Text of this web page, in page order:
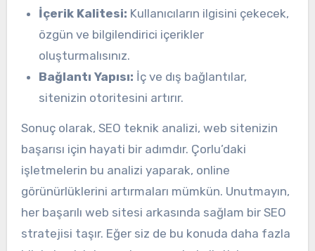
İçerik Kalitesi: Kullanıcıların ilgisini çekecek,
özgün ve bilgilendirici içerikler
oluşturmalısınız.
Bağlantı Yapısı: İç ve dış bağlantılar,
sitenizin otoritesini artırır.
Sonuç olarak, SEO teknik analizi, web sitenizin
başarısı için hayati bir adımdır. Çorlu’daki
işletmelerin bu analizi yaparak, online
görünürlüklerini artırmaları mümkün. Unutmayın,
her başarılı web sitesi arkasında sağlam bir SEO
stratejisi taşır. Eğer siz de bu konuda daha fazla